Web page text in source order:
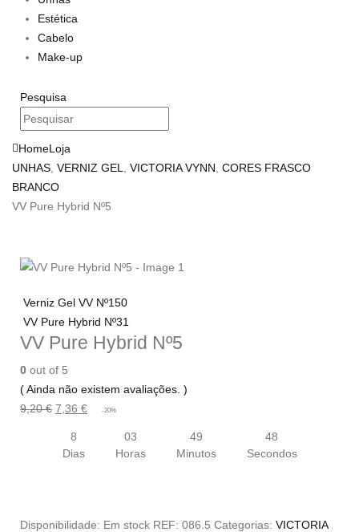
Estética
Cabelo
Make-up
Pesquisa
HomeLoja
UNHAS, VERNIZ GEL, VICTORIA VYNN, CORES FRASCO
BRANCO
VV Pure Hybrid Nº5
Verniz Gel VV Nº150
VV Pure Hybrid Nº31
VV Pure Hybrid Nº5
0 out of 5
( Ainda não existem avaliações. )
9,20€ 7,36 € -20%
8
Dias
03
Horas
49
Minutos
48
Secondos
Disponibilidade: Em stock REF: 086.5 Categorias: VICTORIA